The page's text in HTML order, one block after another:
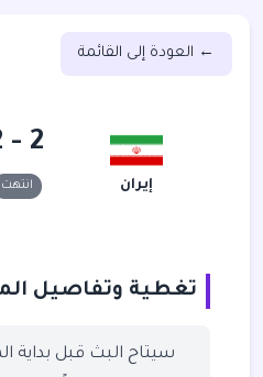
← العودة إلى القائمة
إيران
2 - 2
انتهت
تغطية وتفاصيل
سيتاح البث قبل بداية